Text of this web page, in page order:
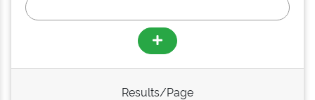
Results/Page